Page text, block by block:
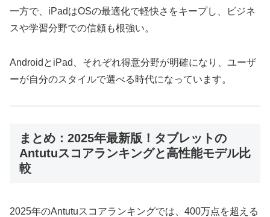
一方で、iPadはOSの最適化で軽快さをキープし、ビジネ
スや学習分野での信頼も根強い。
AndroidとiPad、それぞれ得意分野が明確になり、ユーザ
ーが自分のスタイルで選べる時代になっています。
まとめ：2025年最新版！タブレットの
Antutuスコアランキングと高性能モデル比
較
2025年のAntutuスコアランキングでは、400万点を超える